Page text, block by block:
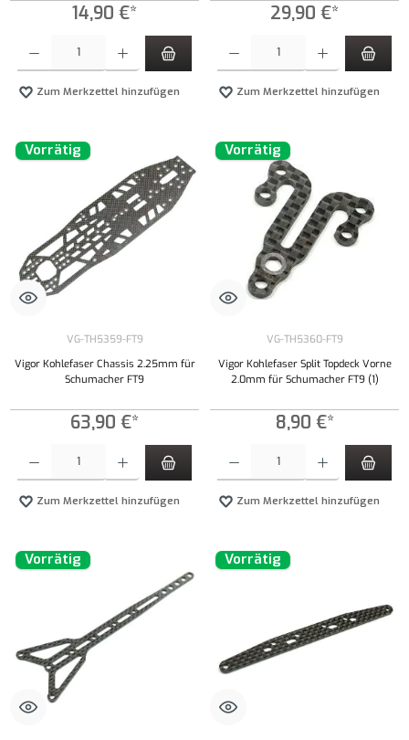
14,90 €*
Zum Merkzettel hinzufügen
29,90 €*
Zum Merkzettel hinzufügen
Vorrätig
VG-TH5359-FT9
Vigor Kohlefaser Chassis 2.25mm für
Schumacher FT9
63,90 €*
Zum Merkzettel hinzufügen
Vorrätig
VG-TH5360-FT9
Vigor Kohlefaser Split Topdeck Vorne
2.0mm für Schumacher FT9 (1)
8,90 €*
Zum Merkzettel hinzufügen
Vorrätig Vorrätig